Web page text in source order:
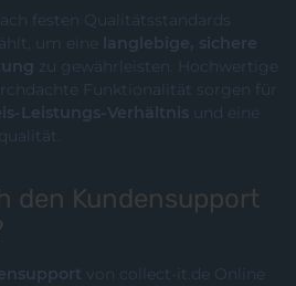
festen Qualitätsstandards
um eine langlebige, sichere
zu gewährleisten. Hochwertige
Funktionalität sorgen für
Leistungs-Verhältnis und eine
den Kundensupport
von collect-it.de Online